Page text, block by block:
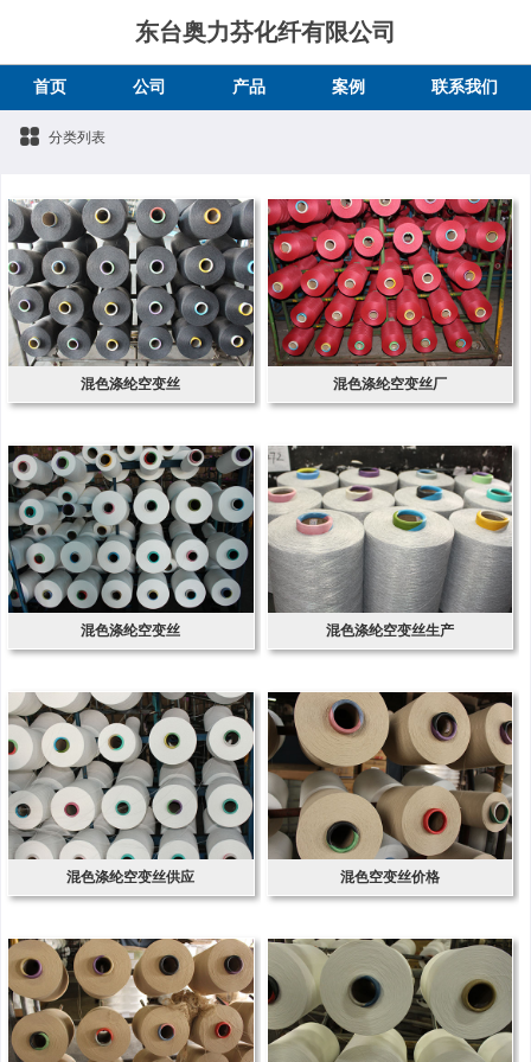
东台奥力芬化纤有限公司
首页 公司 产品 案例 联系我们
分类列表
混色涤纶空变丝 混色涤纶空变丝厂
混色涤纶空变丝 混色涤纶空变丝生产
混色涤纶空变丝供应 混色空变丝价格